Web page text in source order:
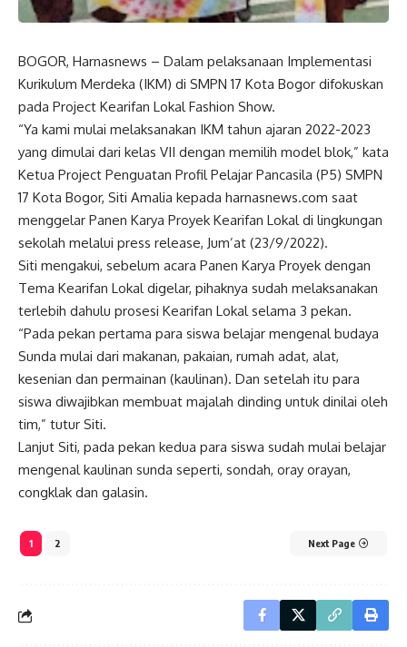
BOGOR, Harnasnews – Dalam pelaksanaan Implementasi
Kurikulum Merdeka (IKM) di SMPN 17 Kota Bogor difokuskan
pada Project Kearifan Lokal Fashion Show.
“Ya kami mulai melaksanakan IKM tahun ajaran 2022-2023
yang dimulai dari kelas VII dengan memilih model blok,” kata
Ketua Project Penguatan Profil Pelajar Pancasila (P5) SMPN
17 Kota Bogor, Siti Amalia kepada harnasnews.com saat
menggelar Panen Karya Proyek Kearifan Lokal di lingkungan
sekolah melalui press release, Jum’at (23/9/2022).
Siti mengakui, sebelum acara Panen Karya Proyek dengan
Tema Kearifan Lokal digelar, pihaknya sudah melaksanakan
terlebih dahulu prosesi Kearifan Lokal selama 3 pekan.
“Pada pekan pertama para siswa belajar mengenal budaya
Sunda mulai dari makanan, pakaian, rumah adat, alat,
kesenian dan permainan (kaulinan). Dan setelah itu para
siswa diwajibkan membuat majalah dinding untuk dinilai oleh
tim,” tutur Siti.
Lanjut Siti, pada pekan kedua para siswa sudah mulai belajar
mengenal kaulinan sunda seperti, sondah, oray orayan,
congklak dan galasin.
1 2 Next Page